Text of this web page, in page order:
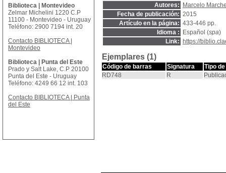
Autores:
Marcelo
Fecha de publicación: 2015
Artículo en la página: 433-446 pp.
Idioma :
Español (spa)
Link:
https://
Ejemplares (1)
Código de barras Signatura
Tipo
RD748
R
Biblioteca | Montevideo
Zelmar Michelini 1220 C.P
11100 - Montevideo - Uruguay
Teléfono: 2900 7194 int. 20
Contacto BIBLIOTECA |
Montevideo
Biblioteca | Punta del Este
Prado y Salt Lake, C.P 20100
Punta del Este - Uruguay
Teléfono: 4249 66 12 int. 103
Contacto BIBLIOTECA | Punta
del Este